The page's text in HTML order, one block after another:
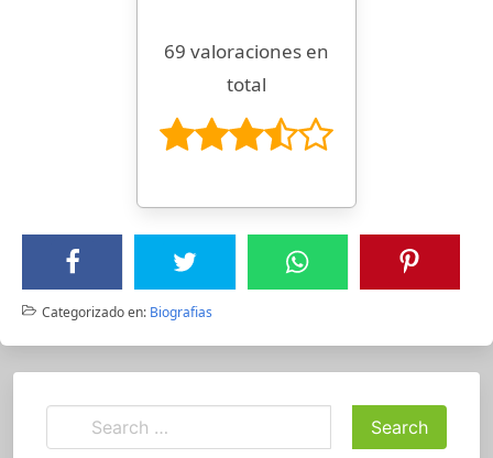
69 valoraciones en
total
Categorizado en: Biografias